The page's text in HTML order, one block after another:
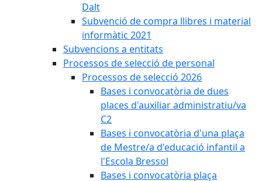
Dalt
Subvenció de compra llibres i material
informàtic 2021
Subvencions a entitats
Processos de selecció de personal
Processos de selecció 2026
Bases i convocatòria de dues
places d'auxiliar administratiu/va
C2
Bases i convocatòria d'una plaça
de Mestre/a d'educació infantil a
l'Escola Bressol
Bases i convocatòria plaça